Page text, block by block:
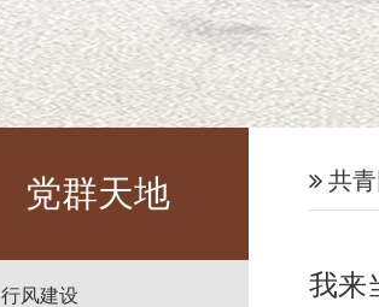
党群天地
行风建设
共
我来